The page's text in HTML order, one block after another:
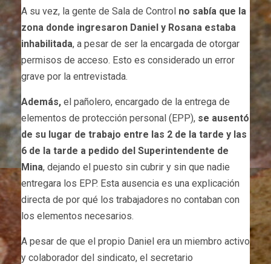
A su vez, la gente de Sala de Control no sabía que la
zona donde ingresaron Daniel y Rosana estaba
inhabilitada, a pesar de ser la encargada de otorgar
permisos de acceso. Esto es considerado un error
grave por la entrevistada.
Además, el pañolero, encargado de la entrega de
elementos de protección personal (EPP), se ausentó
de su lugar de trabajo entre las 2 de la tarde y las
6 de la tarde a pedido del Superintendente de
Mina, dejando el puesto sin cubrir y sin que nadie
entregara los EPP. Esta ausencia es una explicación
directa de por qué los trabajadores no contaban con
los elementos necesarios.
A pesar de que el propio Daniel era un miembro activo
y colaborador del sindicato, el secretario